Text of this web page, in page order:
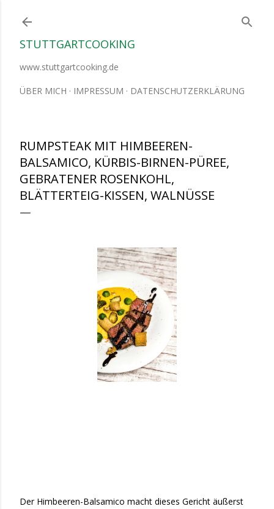
STUTTGARTCOOKING
www.stuttgartcooking.de
ÜBER MICH IMPRESSUM DATENSCHUTZERKLÄRUNG
RUMPSTEAK MIT HIMBEEREN-
BALSAMICO, KÜRBIS-BIRNEN-PÜREE,
GEBRATENER ROSENKOHL,
BLÄTTERTEIG-KISSEN, WALNÜSSE
Der Himbeeren-Balsamico macht dieses Gericht äußerst